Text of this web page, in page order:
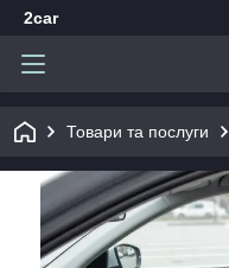
2car
Товари та послуги